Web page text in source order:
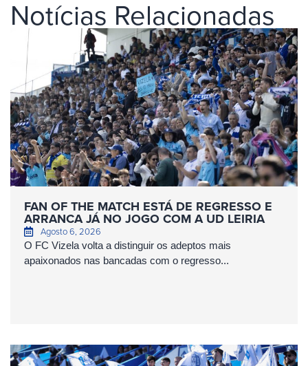
Notícias Relacionadas
FAN OF THE MATCH ESTÁ DE REGRESSO E
ARRANCA JÁ NO JOGO COM A UD LEIRIA
Agosto 6, 2026
O FC Vizela volta a distinguir os adeptos mais
apaixonados nas bancadas com o regresso...